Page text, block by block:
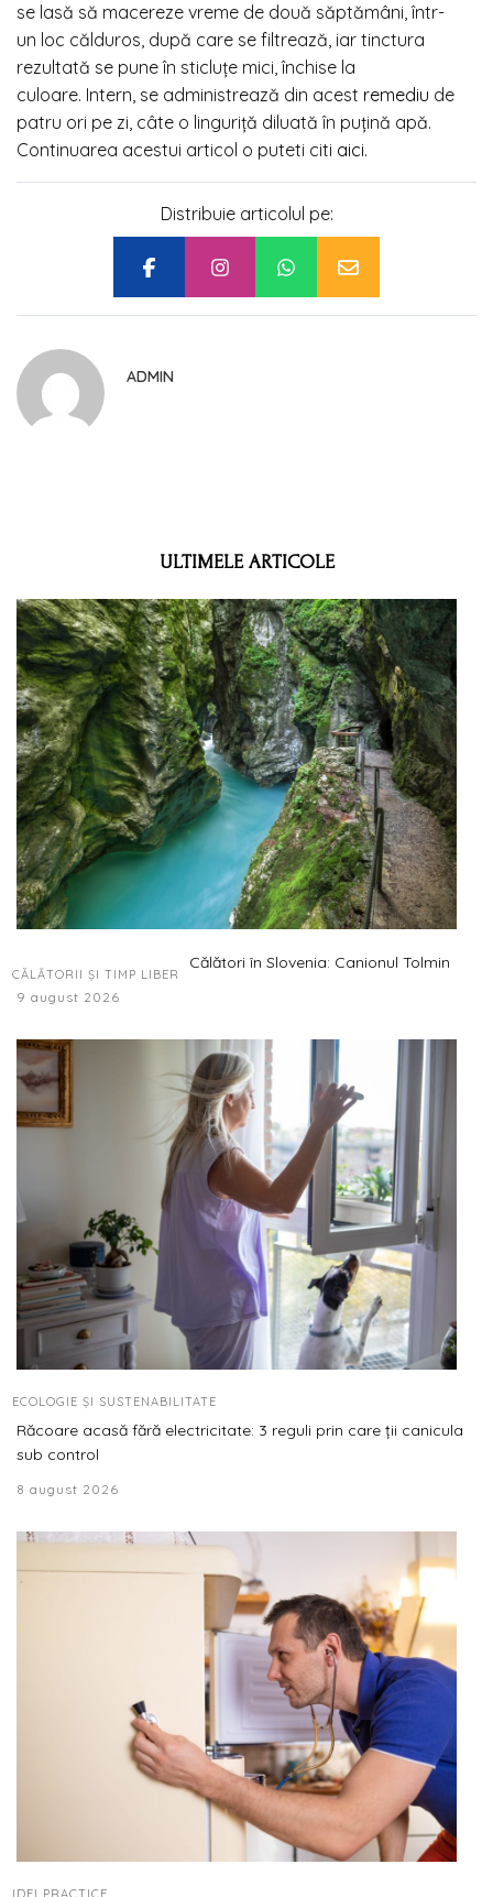
se lasă să macereze vreme de două săptămâni, într-
un loc călduros, după care se filtrează, iar tinctura
rezultată se pune în sticluţe mici, închise la
culoare. Intern, se administrează din acest remediu de
patru ori pe zi, câte o linguriţă diluată în puţină apă.
Continuarea acestui articol o puteti citi aici.
Distribuie articolul pe:
ADMIN
ULTIMELE ARTICOLE
CĂLĂTORII ȘI TIMP LIBER
Călători în Slovenia: Canionul Tolmin
9 august 2026
ECOLOGIE ȘI SUSTENABILITATE
Răcoare acasă fără electricitate: 3 reguli prin care ții canicula
sub control
8 august 2026
IDEI PRACTICE